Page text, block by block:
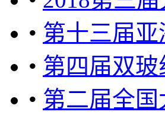
• 第十三届
• 第四届双
• 第二届全